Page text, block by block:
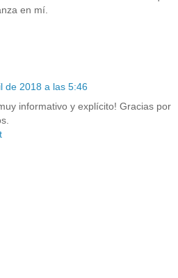
en mí.
de 2018 a las 5:46
informativo y explícito! Gracias por